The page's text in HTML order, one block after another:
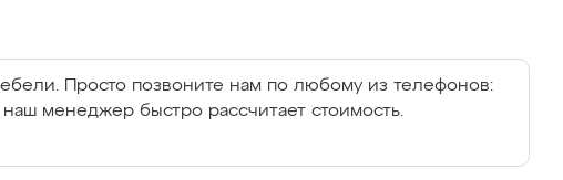
Просто позвоните нам по любому из телефонов:
наш менеджер быстро рассчитает стоимость.